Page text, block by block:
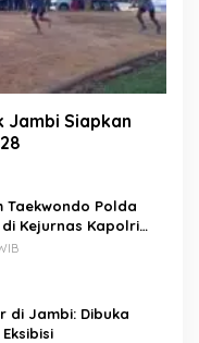
Jambi Siapkan
Taekwondo Polda
Kejurnas Kapolri
di Jambi: Dibuka